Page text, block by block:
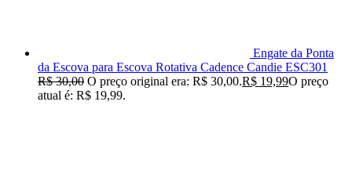
Engate da Ponta
da Escova para Escova Rotativa Cadence Candie ESC301
R$30,00 O preço original era: R$ 30,00.R$ 19,99O preço
atual é: R$ 19,99.